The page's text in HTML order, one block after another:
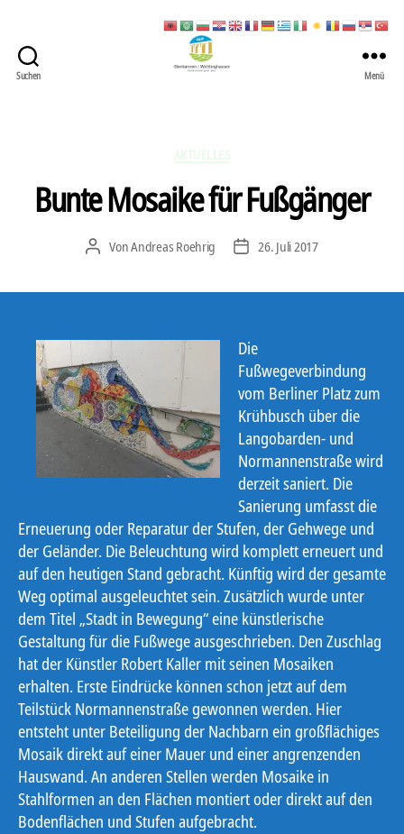
Suchen Menü
Bunte Mosaike für Fußgänger
Beitragsautor
VonAndreas Roehrig Veröffentlichungsdatum
26. Juli 2017
Die
Fußwegeverbindung
vom Berliner Platz zum
Krühbusch über die
Langobarden- und
Normannenstraße wird
derzeit saniert. Die
Sanierung umfasst die
Erneuerung oder Reparatur der Stufen, der Gehwege und
der Geländer. Die Beleuchtung wird komplett erneuert und
auf den heutigen Stand gebracht. Künftig wird der gesamte
Weg optimal ausgeleuchtet sein. Zusätzlich wurde unter
dem Titel „Stadt in Bewegung“ eine künstlerische
Gestaltung für die Fußwege ausgeschrieben. Den Zuschlag
hat der Künstler Robert Kaller mit seinen Mosaiken
erhalten. Erste Eindrücke können schon jetzt auf dem
Teilstück Normannenstraße gewonnen werden. Hier
entsteht unter Beteiligung der Nachbarn ein großflächiges
Mosaik direkt auf einer Mauer und einer angrenzenden
Hauswand. An anderen Stellen werden Mosaike in
Stahlformen an den Flächen montiert oder direkt auf den
Bodenflächen und Stufen aufgebracht.